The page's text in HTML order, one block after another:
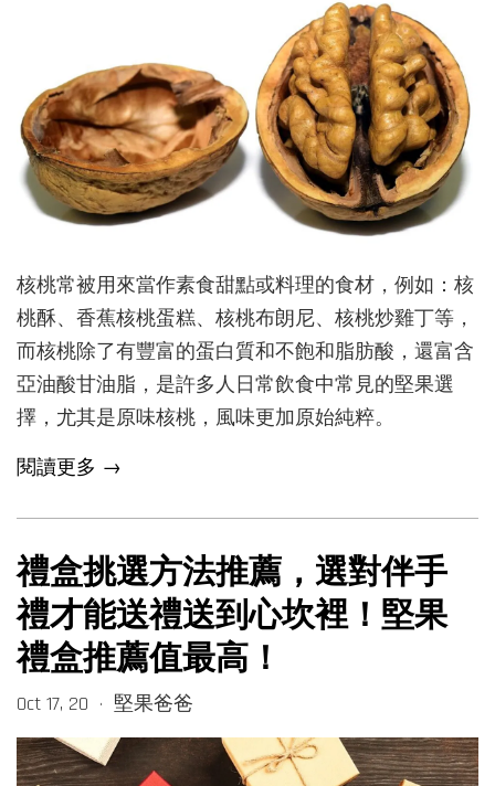
核桃常被用來當作素食甜點或料理的食材，例如：核
桃酥、香蕉核桃蛋糕、核桃布朗尼、核桃炒雞丁等，
而核桃除了有豐富的蛋白質和不飽和脂肪酸，還富含
亞油酸甘油脂，是許多人日常飲食中常見的堅果選
擇，尤其是原味核桃，風味更加原始純粹。
閱讀更多 →
禮盒挑選方法推薦，選對伴手
禮才能送禮送到心坎裡！堅果
禮盒推薦值最高！
Oct 17, 20 • 堅果爸爸